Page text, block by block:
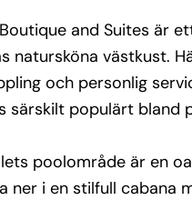
spa, som erbjuder
på Aloe Boutique
frukostbuffé som
Hotellets à la carte-
för de dagar du vill
romantisk kväll på
and Suites är
natursköna västkust.
och personlig
särskilt populärt bland
poolområde är en
ner i en stilfull cabana